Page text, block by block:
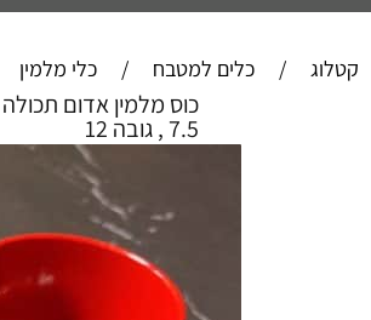
קטלוג / כלים למטבח / כלי מלמין
7.5 , גובה 12